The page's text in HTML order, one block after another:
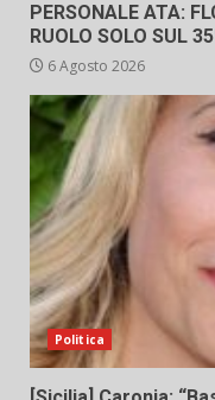
PERSONALE ATA:
RUOLO SOLO SUL
6 Agosto 2026
Politica